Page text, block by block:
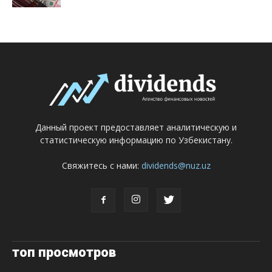
Данный проект предоставляет аналитическую и
статистическую информацию по Узбекистану.
Свяжитесь с нами: dividends@nuz.uz
топ просмотров